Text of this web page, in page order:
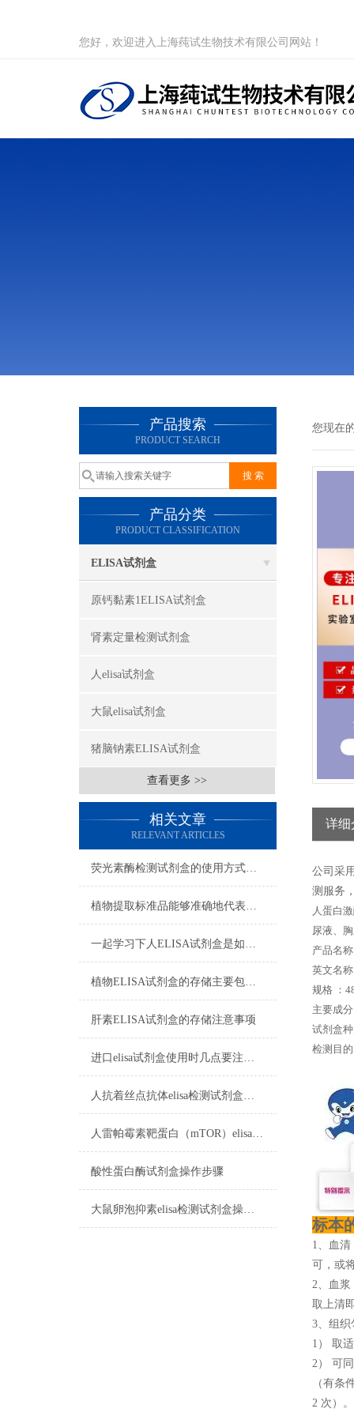
您好，欢迎进入上海莼试生物技术有限公司网站！
产品搜索
PRODUCT SEARCH
产品分类
PRODUCT CLASSIFICATION
ELISA试剂盒
原钙黏素1ELISA试剂盒
肾素定量检测试剂盒
人elisa试剂盒
大鼠elisa试剂盒
猪脑钠素ELISA试剂盒
查看更多 >>
相关文章
RELEVANT ARTICLES
荧光素酶检测试剂盒的使用方式可别说不知道
植物提取标准品能够准确地代表植物中的某种特定成分
一起学习下人ELISA试剂盒是如何储存的
植物ELISA试剂盒的存储主要包括以下几个方面
肝素ELISA试剂盒的存储注意事项
进口elisa试剂盒使用时几点要注意的地方
人抗着丝点抗体elisa检测试剂盒样本处理及要求
人雷帕霉素靶蛋白（mTOR）elisa试剂盒样本实验前准备
酸性蛋白酶试剂盒操作步骤
大鼠卵泡抑素elisa检测试剂盒​操作步骤
您现在
详细
公司采
测服务
人蛋白
尿液、
产品名
英文名
规格 ：
主要成
试剂盒
检测目
标本
1、血
可，或
2、血浆
取上清
3、组织
1） 取
2） 可
（有条
2 次）。